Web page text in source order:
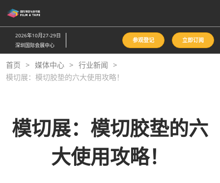
接
跳
至
内
容
2026年10月27-29日
深圳国际会展中心
参观登记 立即订阅
首页 媒体中心
行业新闻
模切展：模切胶垫的六大使用攻略！
模切展：模切胶垫的六
大使用攻略！